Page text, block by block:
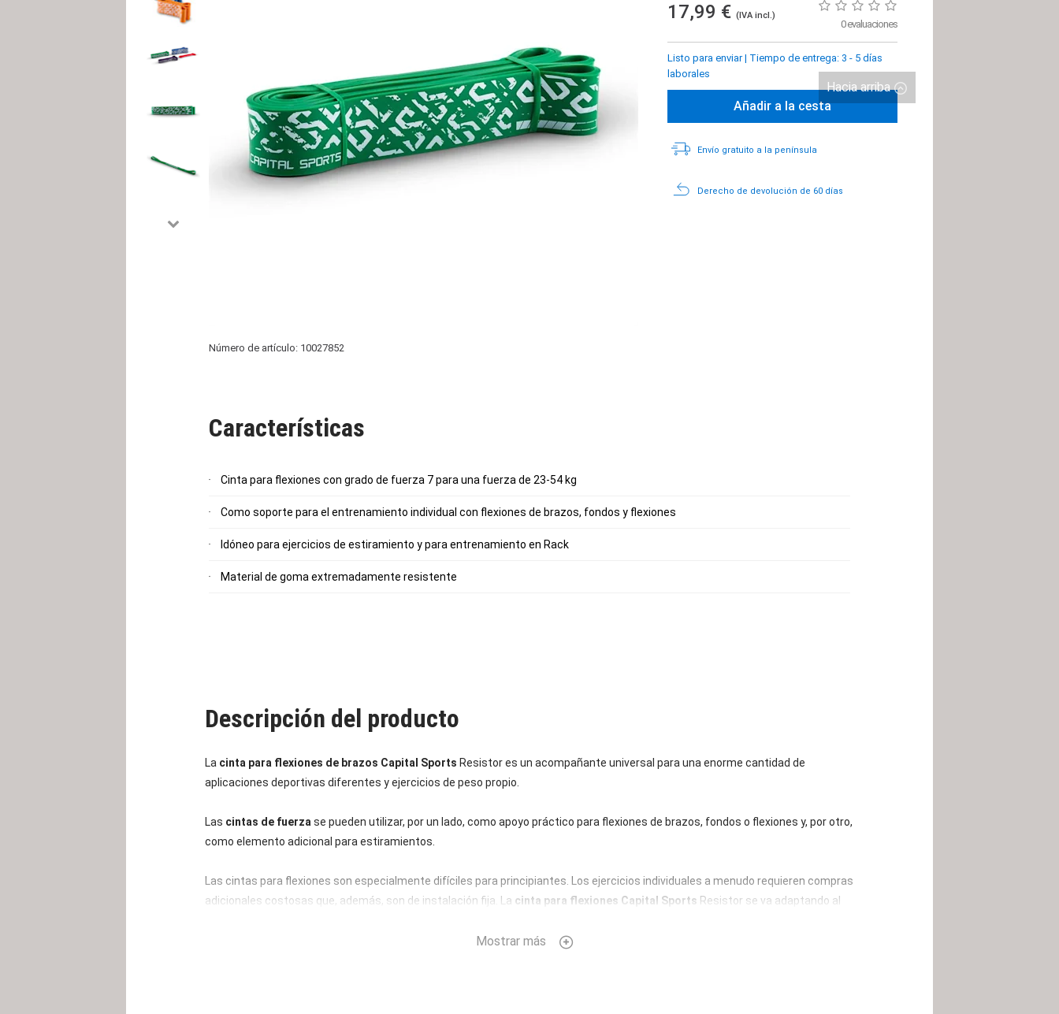
17,99 € (IVA incl.)
0 evaluaciones
Listo para enviar| Tiempo de entrega: 3 - 5 días
laborales
Añadir a la cesta
Envío gratuito a la península
Derecho de devolución de 60 días
Número de artículo: 10027852
Características
Cinta para flexiones con grado de fuerza 7 para una fuerza de 23-54 kg
Como soporte para el entrenamiento individual con flexiones de brazos, fondos y flexiones
Idóneo para ejercicios de estiramiento y para entrenamiento en Rack
Material de goma extremadamente resistente
Descripción del producto
La cinta para flexiones de brazos Capital Sports Resistor es un acompañante universal para una enorme cantidad de
aplicaciones deportivas diferentes y ejercicios de peso propio.
Las cintas de fuerza se pueden utilizar, por un lado, como apoyo práctico para flexiones de brazos, fondos o flexiones y, por otro,
como elemento adicional para estiramientos.
Las cintas para flexiones son especialmente difíciles para principiantes. Los ejercicios individuales a menudo requieren compras
adicionales costosas que, además, son de instalación fija. La cinta para flexiones Capital Sports Resistor se va adaptando al
se puede llevar discretamente en el bolsillo, la mochila o simplemente por encima de los hombros.
Mostrar más
Hacia arriba